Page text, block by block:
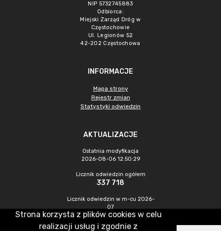
NIP 5732745883
Odbiorca:
Miejski Zarząd Dróg w
Częstochowie
Ul. Legionów 52
42-202 Częstochowa
INFORMACJE
Mapa strony
Rejestr zmian
Statystyki odwiedzin
AKTUALIZACJE
Ostatnia modyfikacja
2026-08-06 12:50:29
Licznik odwiedzin ogółem
337 718
Licznik odwiedzin w m-cu 2026-
07
170
Strona korzysta z plików cookies w celu
realizacji usług i zgodnie z